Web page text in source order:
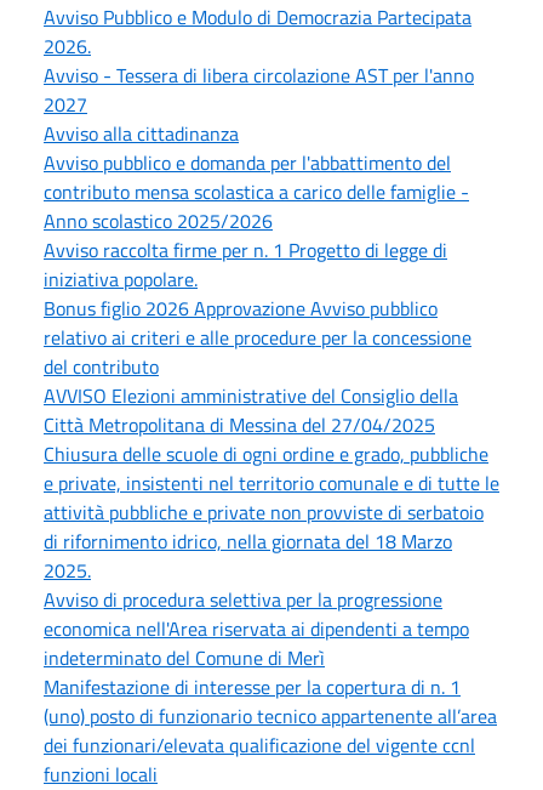
Avviso Pubblico e Modulo di Democrazia Partecipata
2026.
Avviso - Tessera di libera circolazione AST per l'anno
2027
Avviso alla cittadinanza
Avviso pubblico e domanda per l'abbattimento del
contributo mensa scolastica a carico delle famiglie -
Anno scolastico 2025/2026
Avviso raccolta firme per n. 1 Progetto di legge di
iniziativa popolare.
Bonus figlio 2026 Approvazione Avviso pubblico
relativo ai criteri e alle procedure per la concessione
del contributo
AVVISO Elezioni amministrative del Consiglio della
Città Metropolitana di Messina del 27/04/2025
Chiusura delle scuole di ogni ordine e grado, pubbliche
e private, insistenti nel territorio comunale e di tutte le
attività pubbliche e private non provviste di serbatoio
di rifornimento idrico, nella giornata del 18 Marzo
2025.
Avviso di procedura selettiva per la progressione
economica nell'Area riservata ai dipendenti a tempo
indeterminato del Comune di Merì
Manifestazione di interesse per la copertura di n. 1
(uno) posto di funzionario tecnico appartenente all’area
dei funzionari/elevata qualificazione del vigente ccnl
funzioni locali